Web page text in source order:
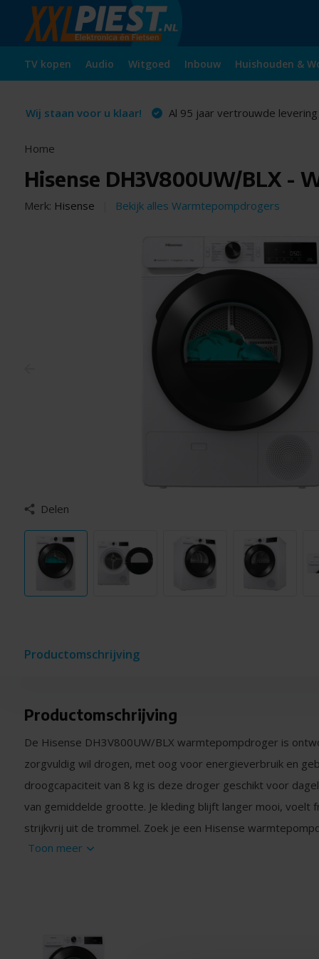
TV kopen Audio Witgoed Inbouw Huishouden &
Wij staan voor u klaar! Al 95 jaar vertrouwde
Home
Hisense DH3V800UW/BLX -
Merk: Hisense Bekijk alles Warmtepompdrogers
Delen
Productomschrijving
Productomschrijving
De Hisense DH3V800UW/BLX warmtepompdroger is
zorgvuldig wil drogen, met oog voor energieverbruik en
droogcapaciteit van 8 kg is deze droger geschikt voor
van gemiddelde grootte. Je kleding blijft langer mooi, voelt
strijkvrij uit de trommel. Zoek je een Hisense
technologie combineert met zachte zorg voor je was, dan
goede balans tussen prestaties en verbruik. De Breeze Dry
Toon meer